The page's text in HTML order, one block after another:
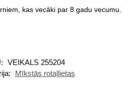
kas vecāki par 8 gadu vecumu.
VEIKALS 255204
Mīkstās rotaļlietas